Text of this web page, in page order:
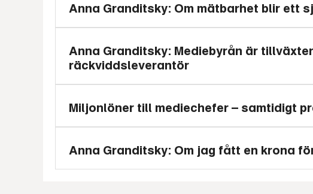
Anna Granditsky: Om mätbarhet blir ett
Anna Granditsky: Mediebyrån är
räckviddsleverantör
Miljonlöner till mediechefer – samtidigt
Anna Granditsky: Om jag fått en krona